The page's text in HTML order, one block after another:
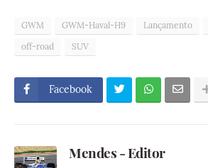
GWM GWM-Haval-H9 Lançamento
off-road
SUV
Facebook
Mendes - Editor